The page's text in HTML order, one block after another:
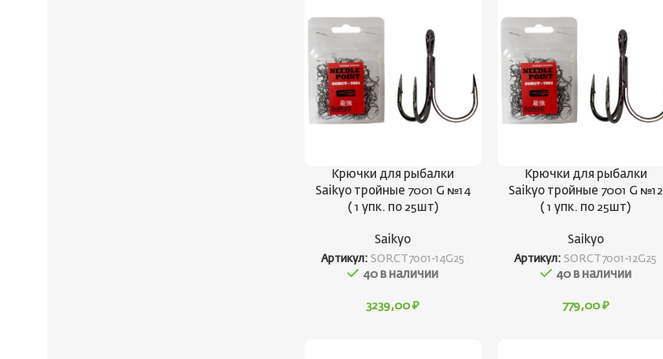
Крючки для рыбалки
Saikyo тройные 7001 G №14
( 1 упк. по 25шт)
Saikyo
Артикул: SORCT7001-14G25
40 в наличии
3239,00₽
Крючки для рыбалки
Saikyo тройные 7001 G №12
( 1 упк. по 25шт)
Saikyo
Артикул: SORCT7001-12G25
40 в наличии
779,00 ₽